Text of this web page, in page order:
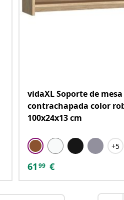
vidaXL Soporte de
contrachapada color
100x24x13 cm
+5
61 99 €